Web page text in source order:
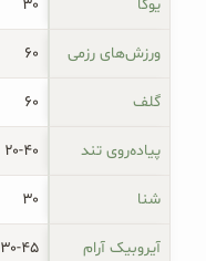
یوگا ۳۰
ورزش‌های رزمی ۶۰
گلف ۶۰
پیاده‌روی تند ۲۰-۴۰
شنا ۳۰
آیروبیک آرام ۳۰-۴۵